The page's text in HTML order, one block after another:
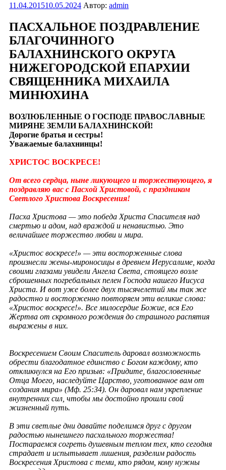
Опубликовано
11.04.201510.05.2024 Автор: admin
ПАСХАЛЬНОЕ ПОЗДРАВЛЕНИЕ
БЛАГОЧИННОГО
БАЛАХНИНСКОГО ОКРУГА
НИЖЕГОРОДСКОЙ ЕПАРХИИ
СВЯЩЕННИКА МИХАИЛА
МИНЮХИНА
ВОЗЛЮБЛЕННЫЕ О ГОСПОДЕ ПРАВОСЛАВНЫЕ
МИРЯНЕ ЗЕМЛИ БАЛАХНИНСКОЙ!
Дорогие братья и сестры!
Уважаемые балахнинцы!
ХРИСТОС ВОСКРЕСЕ!
От всего сердца, ныне ликующего и торжествующего, я
поздравляю вас с Пасхой Христовой, с праздником
Светлого Христова Воскресения!
Пасха Христова — это победа Христа Спасителя над
смертью и адом, над враждой и ненавистью. Это
величайшее торжество любви и мира.
«Христос воскресе!» — эти восторженные слова
произнесли жены-мироносицы в древнем Иерусалиме, когда
своими глазами увидели Ангела Света, стоящего возле
сброшенных погребальных пелен Господа нашего Иисуса
Христа. И вот уже более двух тысячелетий мы так же
радостно и восторженно повторяем эти великие слова:
«Христос воскресе!». Все милосердие Божие, вся Его
Жертва от скромного рождения до страшного распятия
выражены в них.
Воскресением Своим Спаситель даровал возможность
обрести благодатное единство с Богом каждому, кто
откликнулся на Его призыв: «Придите, благословенные
Отца Моего, наследуйте Царство, уготованное вам от
создания мира» (Мф. 25:34). Он даровал нам укрепление
внутренних сил, чтобы мы достойно прошли свой
жизненный путь.
В эти светлые дни давайте поделимся друг с другом
радостью нынешнего пасхального торжества!
Постараемся согреть душевным теплом тех, кто сегодня
страдает и испытывает лишения, разделим радость
Воскресения Христова с теми, кто рядом, кому нужны